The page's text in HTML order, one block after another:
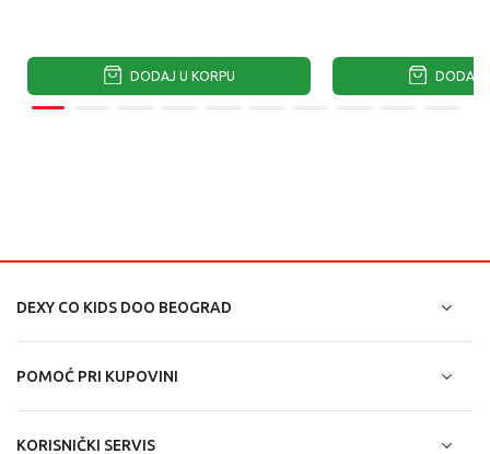
DODAJ U KORPU DODAJ
DEXY CO KIDS DOO BEOGRAD
POMOĆ PRI KUPOVINI
KORISNIČKI SERVIS